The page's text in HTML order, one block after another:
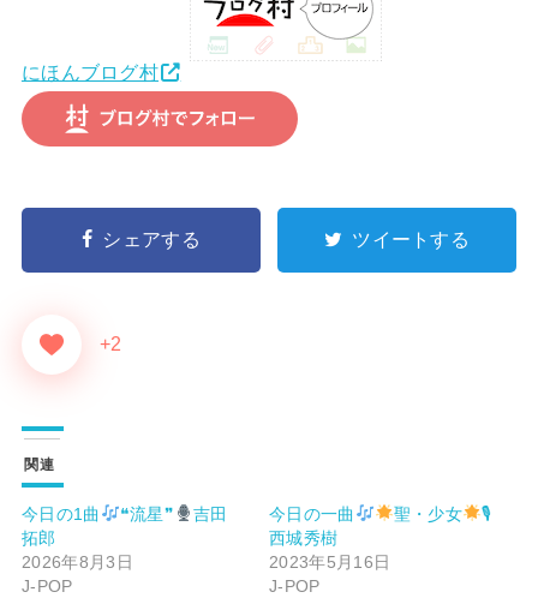
にほんブログ村
シェアする ツイートする
+2
関連
今日の1曲 ❝流星❞
吉田
拓郎
2026年8月3日
J-POP
今日の一曲 聖・少女
🎙
西城秀樹
2023年5月16日
J-POP